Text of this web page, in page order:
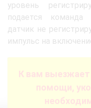
уровень
подается
датчик не
импульс на
К вам выезжает
помощи,